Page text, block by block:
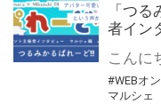
「つ
者イン
#WEBオ
マルシェ